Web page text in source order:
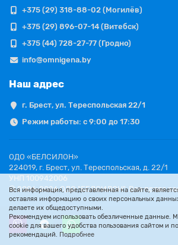
Вся информация, представленная на сайте,
оставляя информацию о своих персональных
делаете их общедоступными.
Рекомендуем использовать обезличенные данные.
cookie для вашего удобства пользования сайтом и
рекомендаций. Подробнее
+375 (29) 318-88-02 (Могилёв)
+375 (29) 896-07-14 (Витебск)
+375 (44) 728-27-77 (Гродно)
info@omnigena.by
Наш адрес
г. Брест, ул. Тереспольская 22/1
Режим работы: с 9:00 до 17:30
ОДО «БЕЛСИЛОН»
224019, г. Брест, ул. Тереспольская, д. 22/1
УНП 100942006
© 2006-2026 ОДО "БЕЛСИЛОН". Все права